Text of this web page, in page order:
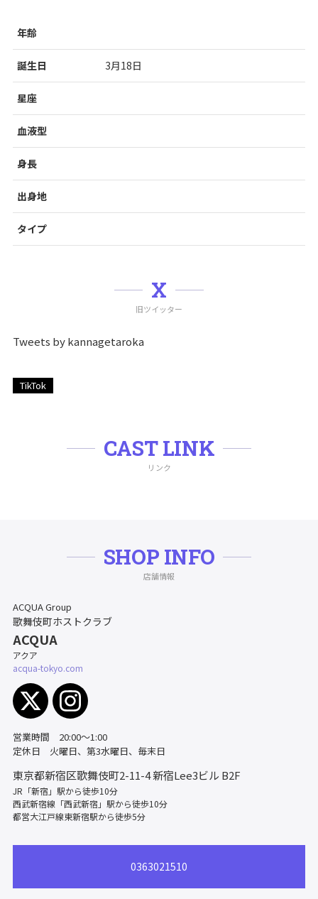
年齢
誕生日 3月18日
星座
血液型
身長
出身地
タイプ
X
旧ツイッター
Tweets by kannagetaroka
TikTok
CAST LINK
リンク
SHOP INFO
店舗情報
ACQUA Group
歌舞伎町ホストクラブ
ACQUA
アクア
acqua-tokyo.com
営業時間 20:00〜1:00
定休日 火曜日、第3水曜日、毎末日
東京都新宿区歌舞伎町2-11-4新宿Lee3ビル B2F
JR「新宿」駅から徒歩10分
西武新宿線「西武新宿」駅から徒歩10分
都営大江戸線東新宿駅から徒歩5分
0363021510